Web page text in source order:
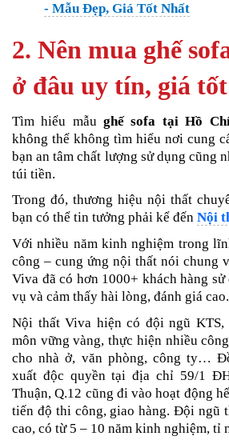
- Mẫu Đẹp, Giá Tốt Nhất
2. Nên mua ghế
ở đâu uy tín, giá
Tìm hiểu mẫughế sofa tại Hồ
không thể không tìm hiểu nơi cung
bạn an tâm chất lượng sử dụng cũng
túi tiền.
Trong đó, thương hiệu nội thất
bạn có thể tin tưởng phải kể đến Nội
Với nhiều năm kinh nghiệm trong
công – cung ứng nội thất nói chung
Viva đã có hơn 1000+ khách hàng
vụ và cảm thấy hài lòng, đánh giá cao.
Nội thất Viva hiện có đội ngũ KTS,
môn vững vàng, thực hiện nhiều
cho nhà ở, văn phòng, công ty…
xuất độc quyền tại địa chỉ 59/1
Thuận, Q.12 cũng đi vào hoạt động
tiến độ thi công, giao hàng. Đội ngũ
cao, có từ 5 – 10 năm kinh nghiệm, tỉ